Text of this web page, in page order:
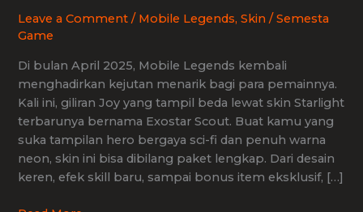
Leave a Comment / Mobile Legends,Skin /Semesta
Game
Di bulan April 2025, Mobile Legends kembali
menghadirkan kejutan menarik bagi para pemainnya.
Kali ini, giliran Joy yang tampil beda lewat skin Starlight
terbarunya bernama Exostar Scout. Buat kamu yang
suka tampilan hero bergaya sci-fi dan penuh warna
neon, skin ini bisa dibilang paket lengkap. Dari desain
keren, efek skill baru, sampai bonus item eksklusif, […]